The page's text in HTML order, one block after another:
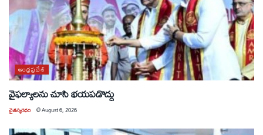
ఆంధ్రప్రదేశ్
వైఫల్యాలను చూసి భయపడొద్దు
చైతన్యరధం @August 6, 2026